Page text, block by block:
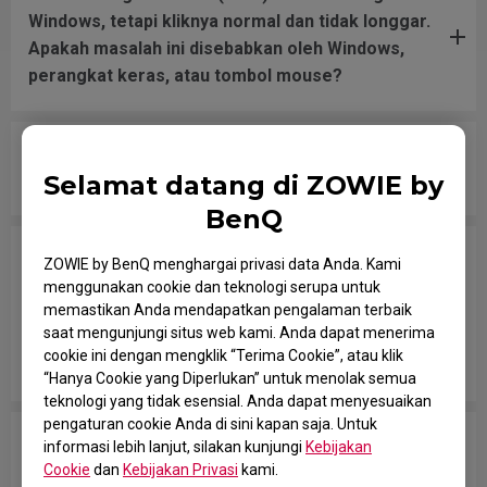
Selamat datang di ZOWIE by
BenQ
ZOWIE by BenQ menghargai privasi data Anda. Kami
menggunakan cookie dan teknologi serupa untuk
memastikan Anda mendapatkan pengalaman terbaik
saat mengunjungi situs web kami. Anda dapat menerima
cookie ini dengan mengklik “Terima Cookie”, atau klik
“Hanya Cookie yang Diperlukan” untuk menolak semua
teknologi yang tidak esensial. Anda dapat menyesuaikan
pengaturan cookie Anda di sini kapan saja. Untuk
informasi lebih lanjut, silakan kunjungi Kebijakan
Cookie dan Kebijakan Privasi kami.
Windows, tetapi kliknya normal dan tidak longgar.
Apakah masalah ini disebabkan oleh Windows,
perangkat keras, atau tombol mouse?
sudah mencoba di port USB yang berbeda.
Saya telah mengikat roda gulir mouse ke
LOMPAT dalam permainan, dan melompat secara
acak bahkan tanpa menyentuh roda, atau ketika
meletakkan mouse setelah pergerakan melintasi
pad.
Tombol mouse macet seolah-olah ditekan terus-
menerus.